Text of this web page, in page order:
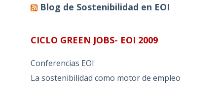
Blog de Sostenibilidad en EOI
CICLO GREEN JOBS- EOI 2009
Conferencias EOI
La sostenibilidad como motor de empleo